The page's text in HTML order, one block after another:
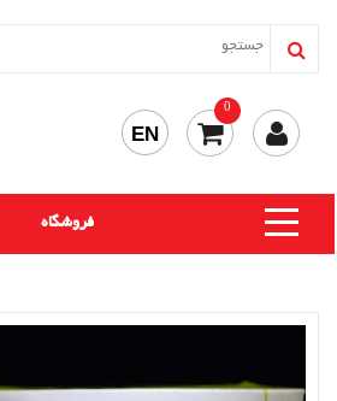
0
EN
فروشگاه